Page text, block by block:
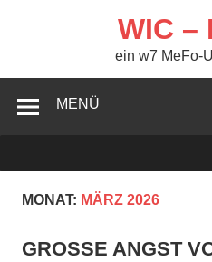
WIC –
ein w7 MeFo-
MENÜ
MONAT: MÄRZ 2026
GROSSE ANGST